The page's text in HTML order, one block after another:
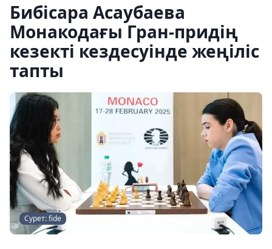
Бибісара Асаубаева
Монакодағы Гран-придің
кезекті кездесуінде жеңіліс
тапты
Сурет: fide